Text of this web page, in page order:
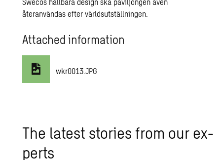
återanvändas efter världsutställningen.
Attached information
wkr0013.JPG
The lat­est sto­ries from our ex­
perts